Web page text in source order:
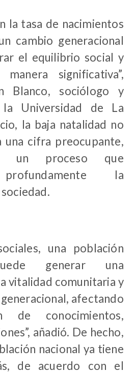
la tasa de nacimientos
cambio generacional
el equilibrio social y
significativa”,
Blanco, sociólogo y
Universidad de La
la baja natalidad no
una cifra preocupante,
un proceso que
la
una población
generar una
vitalidad comunitaria y
afectando
de conocimientos,
añadió. De hecho,
nacional ya tiene
de acuerdo con el